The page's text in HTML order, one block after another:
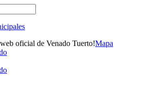
oficial de Venado Tuerto!Mapa